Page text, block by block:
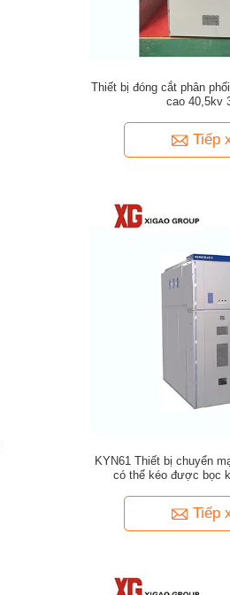
Thiết bị đóng cắt phân
cao 40,5kv
Tiếp
KYN61 Thiết bị chuyển
có thể kéo được bọc
Tiếp